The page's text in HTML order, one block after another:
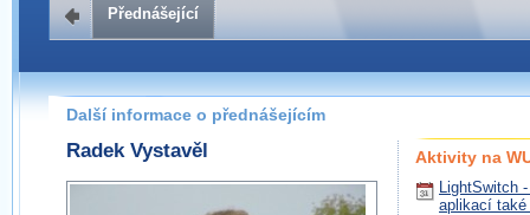
Přednášející
Další informace o přednášejícím
Radek Vystavěl Aktivity na
LightSwitch
aplikací také